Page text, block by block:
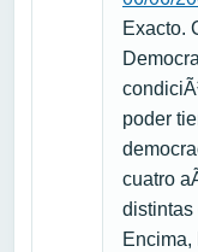
Exacto.
poder
cuatro
distintas